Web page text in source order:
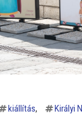
kiállítás Királyi